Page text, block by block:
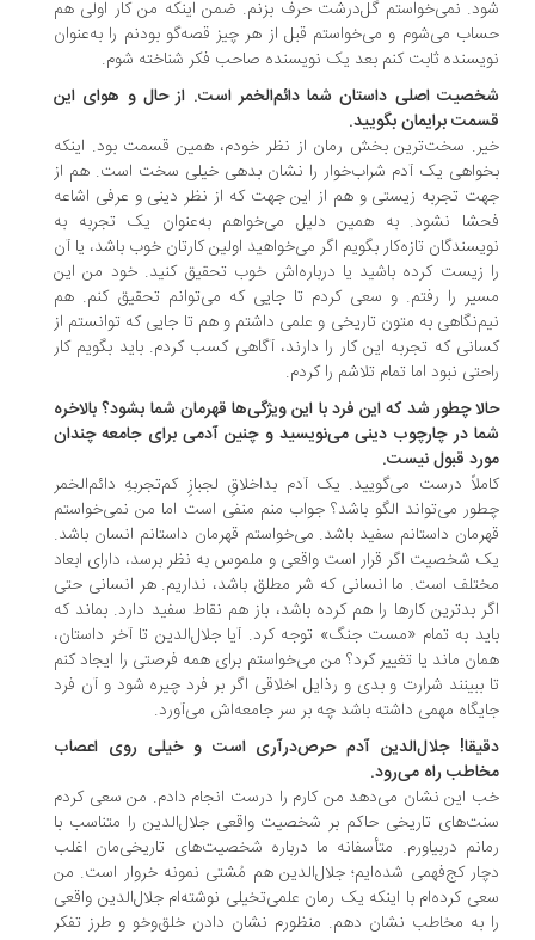
نمی‌خواستم گل‌درشت حرف بزنم. ضمن اینکه من کار اولی هم
می‌شوم و می‌خواستم قبل از هر چیز قصه‌گو بودنم را به‌عنوان
ثابت کنم بعد یک نویسنده صاحب فکر شناخته شوم.
اصلی داستان شما دائم‌الخمر است. از حال و هوای این
برایمان بگویید.
سخت‌ترین بخش رمان از نظر خودم، همین قسمت بود. اینکه
یک آدم شراب‌خوار را نشان بدهی خیلی سخت است. هم از
تجربه زیستی و هم از این جهت که از نظر دینی و عرفی اشاعه
نشود. به همین دلیل می‌خواهم به‌عنوان یک تجربه به
تازه‌کار بگویم اگر می‌خواهید اولین کارتان خوب باشد، یا آن
زیست کرده باشید یا درباره‌اش خوب تحقیق کنید. خود من این
را رفتم. و سعی کردم تا جایی که می‌توانم تحقیق کنم. هم
به متون تاریخی و علمی داشتم و هم تا جایی که توانستم از
که تجربه این کار را دارند، آگاهی کسب کردم. باید بگویم کار
نبود اما تمام تلاشم را کردم.
چطور شد که این فرد با این ویژگی‌ها قهرمان شما بشود؟ بالاخره
در چارچوب دینی می‌نویسید و چنین آدمی برای جامعه چندان
قبول نیست.
درست می‌گویید. یک آدم بداخلاقِ لجبازِ کم‌تجربهِ دائم‌الخمر
می‌تواند الگو باشد؟ جواب منم منفی است اما من نمی‌خواستم
داستانم سفید باشد. می‌خواستم قهرمان داستانم انسان باشد.
شخصیت اگر قرار است واقعی و ملموس به نظر برسد، دارای ابعاد
است. ما انسانی که شر مطلق باشد، نداریم. هر انسانی حتی
بدترین کارها را هم کرده باشد، باز هم نقاط سفید دارد. بماند که
به تمام «مست جنگ» توجه کرد. آیا جلال‌الدین تا آخر داستان،
ماند یا تغییر کرد؟ من می‌خواستم برای همه فرصتی را ایجاد کنم
ببینند شرارت و بدی و رذایل اخلاقی اگر بر فرد چیره شود و آن فرد
مهمی داشته باشد چه بر سر جامعه‌اش می‌آورد.
جلال‌الدین آدم حرص‌درآری است و خیلی روی اعصاب
راه می‌رود.
این نشان می‌دهد من کارم را درست انجام دادم. من سعی کردم
تاریخی حاکم بر شخصیت واقعی جلال‌الدین را متناسب با
دربیاورم. متأسفانه ما درباره شخصیت‌های تاریخی‌مان اغلب
کج‌فهمی شده‌ایم؛ جلال‌الدین هم مُشتی نمونه خروار است. من
کرده‌ام با اینکه یک رمان ‌علمی‌تخیلی نوشته‌ام جلال‌الدین واقعی
به مخاطب نشان دهم. منظورم نشان دادن خلق‌وخو و طرز تفکر